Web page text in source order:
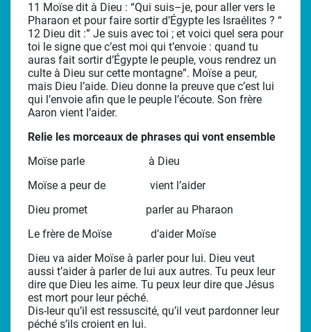
11 Moïse dit à Dieu : “Qui suis–je, pour aller vers le
Pharaon et pour faire sortir d’Égypte les Israélites ? “
12 Dieu dit :” Je suis avec toi ; et voici quel sera pour
toi le signe que c’est moi qui t’envoie : quand tu
auras fait sortir d’Égypte le peuple, vous rendrez un
culte à Dieu sur cette montagne”. Moïse a peur,
mais Dieu l’aide. Dieu donne la preuve que c’est lui
qui l’envoie afin que le peuple l’écoute. Son frère
Aaron vient l’aider.
Relie les morceaux de phrases qui vont ensemble
Moïse parle à Dieu
Moïse a peur de vient l’aider
Dieu promet parler au Pharaon
Le frère de Moïse d’aider Moïse
Dieu va aider Moïse à parler pour lui. Dieu veut
aussi t’aider à parler de lui aux autres. Tu peux leur
dire que Dieu les aime. Tu peux leur dire que Jésus
est mort pour leur péché.
Dis-leur qu’il est ressuscité, qu’il veut pardonner leur
péché s’ils croient en lui.